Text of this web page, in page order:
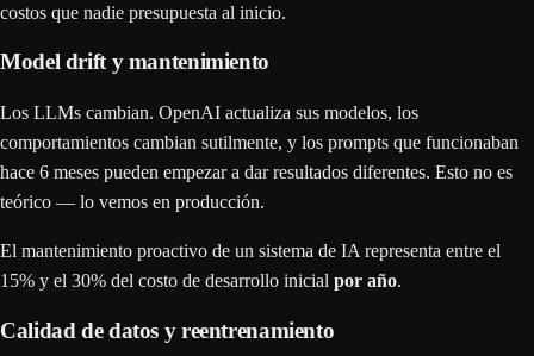
costos que nadie presupuesta al inicio.
Model drift y mantenimiento
Los LLMs cambian. OpenAI actualiza sus modelos, los
comportamientos cambian sutilmente, y los prompts que funcionaban
hace 6 meses pueden empezar a dar resultados diferentes. Esto no es
teórico — lo vemos en producción.
El mantenimiento proactivo de un sistema de IA representa entre el
15% y el 30% del costo de desarrollo inicial por año.
Calidad de datos y reentrenamiento